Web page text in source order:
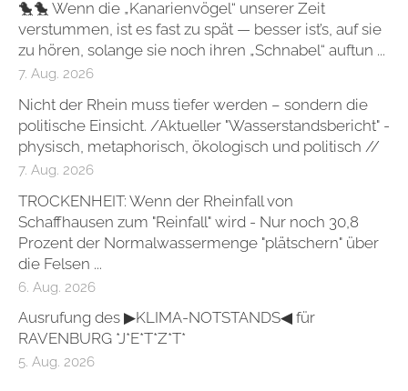
🐤🐤 Wenn die „Kanarienvögel“ unserer Zeit
verstummen, ist es fast zu spät — besser ist’s, auf sie
zu hören, solange sie noch ihren „Schnabel“ auftun ...
7. Aug. 2026
Nicht der Rhein muss tiefer werden – sondern die
politische Einsicht. /Aktueller "Wasserstandsbericht" -
physisch, metaphorisch, ökologisch und politisch //
7. Aug. 2026
TROCKENHEIT: Wenn der Rheinfall von
Schaffhausen zum "Reinfall" wird - Nur noch 30,8
Prozent der Normalwassermenge "plätschern" über
die Felsen ...
6. Aug. 2026
Ausrufung des ▶KLIMA-NOTSTANDS◀ für
RAVENBURG *J*E*T*Z*T*
5. Aug. 2026